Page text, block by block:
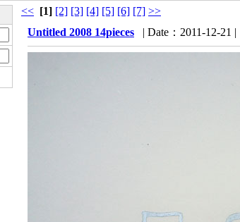
<< [1] [2] [3] [4] [5] [6] [7] >>
Untitled 2008 14pieces | Date：2011-12-21